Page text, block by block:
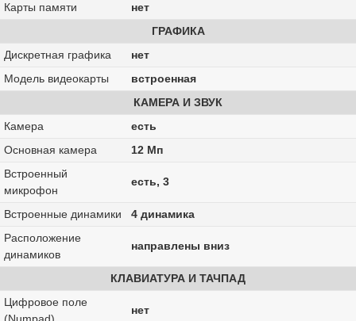
Карты памяти
нет
ГРАФИКА
Дискретная графика
нет
Модель видеокарты
встроенная
КАМЕРА И ЗВУК
Камера
есть
Основная камера
12 Мп
Встроенный
микрофон
есть, 3
Встроенные динамики
4 динамика
Расположение
динамиков
направлены вниз
КЛАВИАТУРА И ТАЧПАД
Цифровое поле
нет